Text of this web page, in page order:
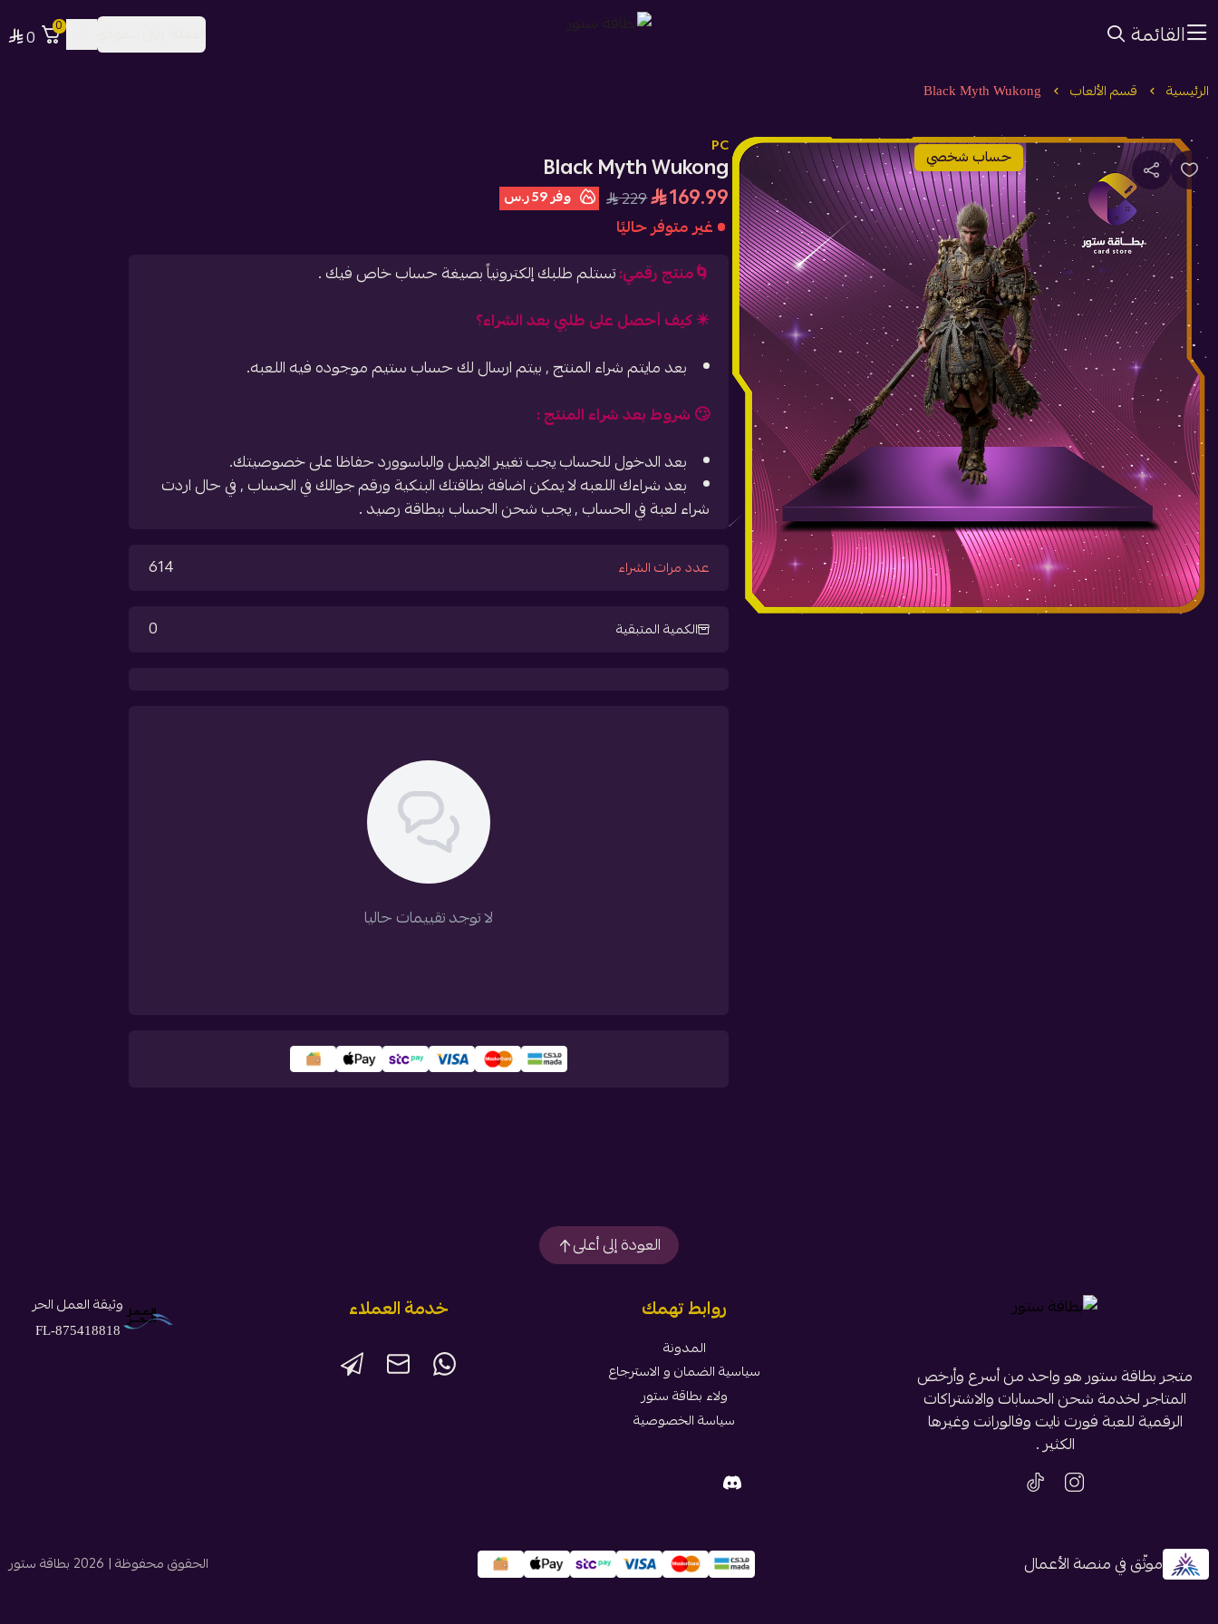
القائمة 0
0
الرئيسية قسم الألعاب Black Myth Wukong
حساب شخصي PC
Black Myth Wukong
169.99
229 وفر59 ر.س
غير متوفر حاليًا
🌀منتج رقمي:تستلم طلبك إلكترونياً بصيغة حساب خاص فيك .
✴️ كيف أحصل على طلبي بعد الشراء؟
بعد مايتم شراء المنتج , بيتم ارسال لك حساب ستيم موجوده فيه اللعبه.
🙄 شروط بعد شراء المنتج :
بعد الدخول للحساب يجب تغيير الايميل والباسوورد حفاظا على خصوصيتك.
بعد شراءك اللعبه لا يمكن اضافة بطاقتك البنكية ورقم جوالك في الحساب , في حال اردت
شراء لعبة في الحساب , يجب شحن الحساب ببطاقة رصيد .
عدد مرات الشراء 614
الكمية المتبقية 0
لا توجد تقييمات حاليا
العودة إلى أعلى
متجر بطاقة ستور هو واحد من أسرع وأرخص
المتاجر لخدمة شحن الحسابات والاشتراكات
الرقمية للعبة فورت نايت وفالورانت وغيرها
الكثير .
روابط تهمك
المدونة
سياسية الضمان و الاسترجاع
ولاء بطاقة ستور
سياسة الخصوصية
خدمة العملاء وثيقة العمل الحر
FL-875418818
موثّق في منصة الأعمال الحقوق محفوظة | 2026 بطاقة ستور